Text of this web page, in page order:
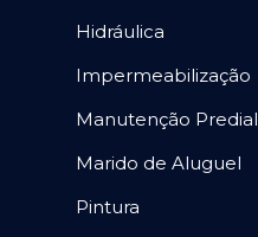
Hidráulica
Impermeabilização
Manutenção Predial
Marido de Aluguel
Pintura